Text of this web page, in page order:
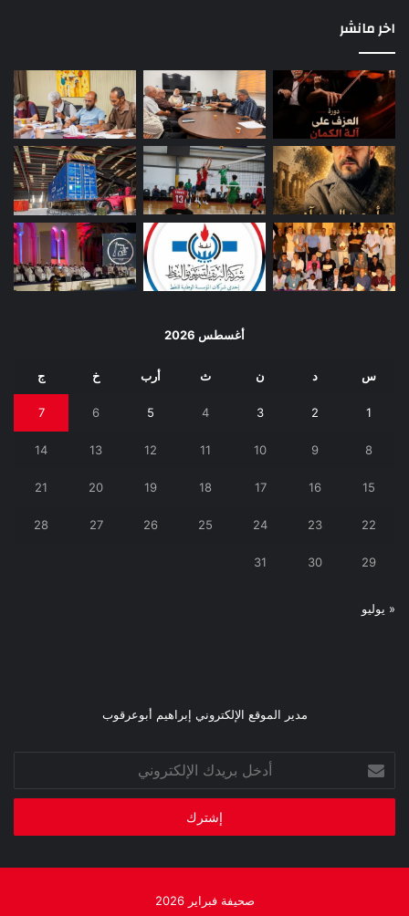
اخر مانشر
أغسطس 2026
س د ن ث أرب خ ج
1
2
3
4
5
6
7
8
9
10
11
12
13
14
15
16
17
18
19
20
21
22
23
24
25
26
27
28
29
30
31
« يوليو
مدير الموقع الإلكتروني إبراهيم أبوعرقوب
بريدك
الإلكتروني
صحيفة فبراير 2026